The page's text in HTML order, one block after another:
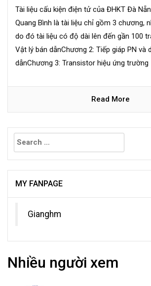
Tài liệu cấu kiện điện tử của ĐHKT Đà
Quang Bình là tài liệu chỉ gồm 3 chương,
do đó tài liệu có độ dài lên đến gần 100
Vật lý bán dẫnChương 2: Tiếp giáp PN và
dẫnChương 3: Transistor hiệu ứng trường
Read More
Search
for:
MY FANPAGE
Gianghm
Nhiều người xem